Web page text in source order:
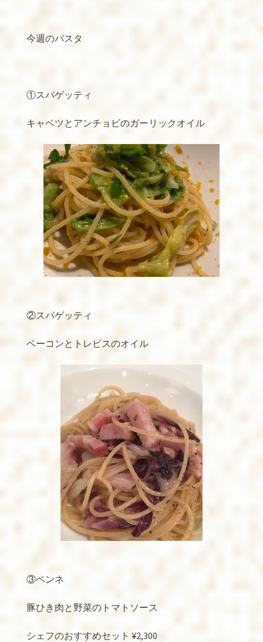
今週のパスタ
①スパゲッティ
キャベツとアンチョビのガーリックオイル
②スパゲッティ
ベーコンとトレビスのオイル
③ペンネ
豚ひき肉と野菜のトマトソース
シェフのおすすめセット ¥2,300